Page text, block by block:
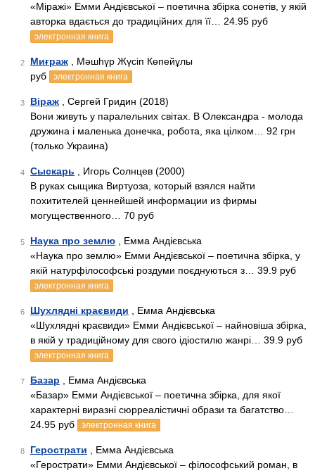
«Міражі» Емми Андієвської – поетична збірка сонетів, у якій
авторка вдається до традиційних для її… 24.95 руб
электронная книга
2 Миғраж , Мəшһүр Жүсіп Көпейұлы
руб
электронная книга
3 Віраж , Сергей Гридин (2018)
Вони живуть у паралельних світах. В Олександра - молода
дружина і маленька донечка, робота, яка цілком… 92 грн
(только Украина)
4 Сыскарь , Игорь Солнцев (2000)
В руках сыщика Виртуоза, который взялся найти
похитителей ценнейшей информации из фирмы
могущественного… 70 руб
5 Наука про землю , Емма Андієвська
«Наука про землю» Емми Андієвської – поетична збірка, у
якій натурфілософські роздуми поєднуються з… 39.9 руб
электронная книга
6 Шухлядні краєвиди , Емма Андієвська
«Шухлядні краєвиди» Емми Андієвської – найновіша збірка,
в якій у традиційному для свого ідіостилю жанрі… 39.9 руб
электронная книга
7 Базар , Емма Андієвська
«Базар» Емми Андієвської – поетична збірка, для якої
характерні виразні сюрреалістичні образи та багатство…
24.95 руб
электронная книга
8 Герострати , Емма Андієвська
«Герострати» Емми Андієвської – філософський роман, в